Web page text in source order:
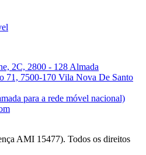
2C, 2800 - 128 Almada
71, 7500-170 Vila Nova De Santo
para a rede móvel nacional)
AMI 15477). Todos os direitos